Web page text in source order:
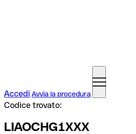
Accedi Avvia la procedura
Codice trovato:
LIAOCHG1XXX